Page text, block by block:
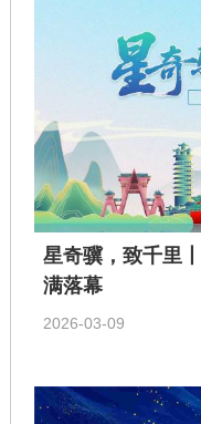
星奇骥，致千里
满落幕
2026-03-09